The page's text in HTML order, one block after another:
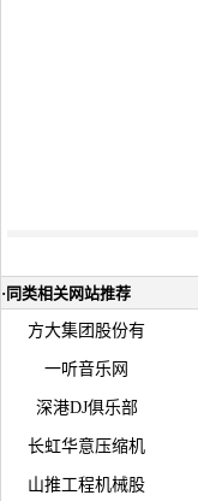
· 同类相关网站推荐
方大集团股份有
一听音乐网
深港DJ俱乐部
长虹华意压缩机
山推工程机械股